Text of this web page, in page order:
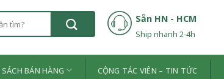
Sẵn HN - HCM
Ship nhanh 2-4h
BÁN HÀNG CỘNG TÁC VIÊN – TIN TỨC